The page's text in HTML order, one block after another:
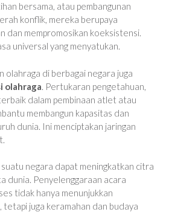
bersama, atau pembangunan
konflik, mereka berupaya
dan mempromosikan koeksistensi.
universal yang menyatukan.
olahraga di berbagai negara juga
olahraga . Pertukaran pengetahuan,
dalam pembinaan atlet atau
membangun kapasitas dan
dunia. Ini menciptakan jaringan
suatu negara dapat meningkatkan citra
dunia. Penyelenggaraan acara
tidak hanya menunjukkan
tetapi juga keramahan dan budaya